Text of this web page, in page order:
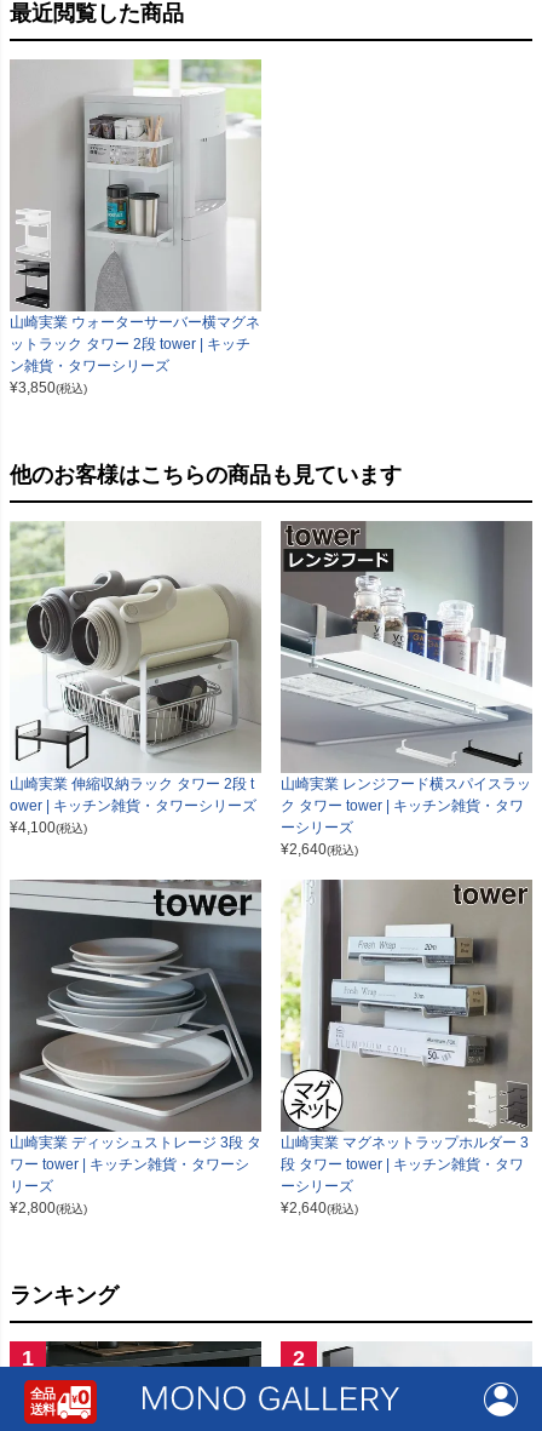
最近閲覧した商品
山崎実業 ウォーターサーバー横マグネ
ットラック タワー 2段 tower | キッチ
ン雑貨・タワーシリーズ
¥3,850(税込)
他のお客様はこちらの商品も見ています
山崎実業 伸縮収納ラック タワー 2段 t
ower | キッチン雑貨・タワーシリーズ
¥4,100(税込)
山崎実業 レンジフード横スパイスラッ
ク タワー tower | キッチン雑貨・タワ
ーシリーズ
¥2,640(税込)
山崎実業 ディッシュストレージ 3段 タ
ワー tower | キッチン雑貨・タワーシ
リーズ
¥2,800(税込)
山崎実業 マグネットラップホルダー 3
段 タワー tower | キッチン雑貨・タワ
ーシリーズ
¥2,640(税込)
ランキング
1 2